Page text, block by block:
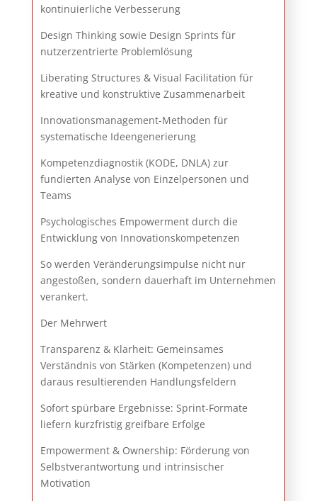
kontinuierliche Verbesserung
Design Thinking sowie Design Sprints für
nutzerzentrierte Problemlösung
Liberating Structures & Visual Facilitation für
kreative und konstruktive Zusammenarbeit
Innovationsmanagement-Methoden für
systematische Ideengenerierung
Kompetenzdiagnostik (KODE, DNLA) zur
fundierten Analyse von Einzelpersonen und
Teams
Psychologisches Empowerment durch die
Entwicklung von Innovationskompetenzen
So werden Veränderungsimpulse nicht nur
angestoßen, sondern dauerhaft im Unternehmen
verankert.
Der Mehrwert
Transparenz & Klarheit: Gemeinsames
Verständnis von Stärken (Kompetenzen) und
daraus resultierenden Handlungsfeldern
Sofort spürbare Ergebnisse: Sprint-Formate
liefern kurzfristig greifbare Erfolge
Empowerment & Ownership: Förderung von
Selbstverantwortung und intrinsischer
Motivation